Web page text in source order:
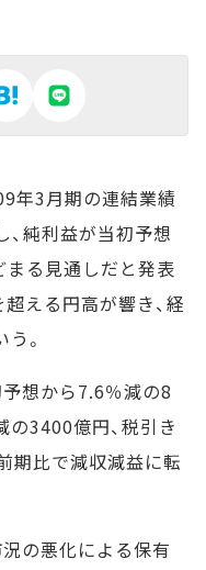
年3月期の連結業績
、純利益が当初予想
る見通しだと発表
える円高が響き、経
。
想から7.6％減の8
3400億円、税引き
期比で減収減益に転
の悪化による保有